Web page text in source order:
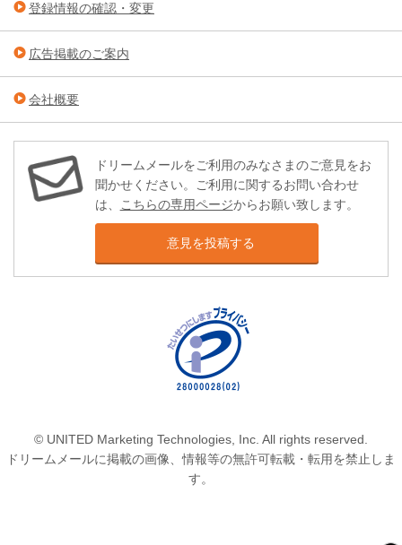
登録情報の確認・変更
広告掲載のご案内
会社概要
ドリームメールをご利用のみなさまのご意見をお
聞かせください。ご利用に関するお問い合わせ
は、 こちらの専用ページからお願い致します。
意見を投稿する
© UNITED Marketing Technologies, Inc. All rights reserved.
ドリームメールに掲載の画像、情報等の無許可転載・転用を禁止しま
す。